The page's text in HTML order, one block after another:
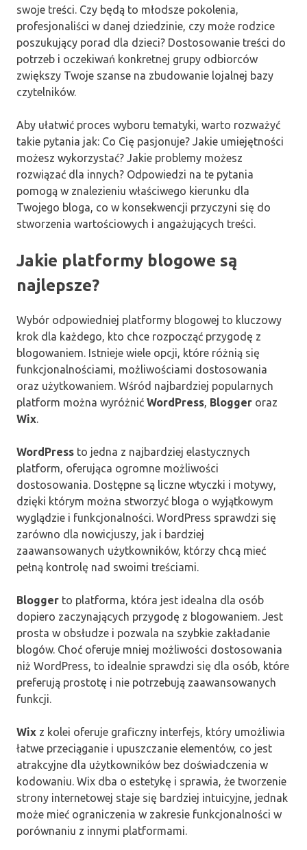
swoje treści. Czy będą to młodsze pokolenia,
profesjonaliści w danej dziedzinie, czy może rodzice
poszukujący porad dla dzieci? Dostosowanie treści do
potrzeb i oczekiwań konkretnej grupy odbiorców
zwiększy Twoje szanse na zbudowanie lojalnej bazy
czytelników.
Aby ułatwić proces wyboru tematyki, warto rozważyć
takie pytania jak: Co Cię pasjonuje? Jakie umiejętności
możesz wykorzystać? Jakie problemy możesz
rozwiązać dla innych? Odpowiedzi na te pytania
pomogą w znalezieniu właściwego kierunku dla
Twojego bloga, co w konsekwencji przyczyni się do
stworzenia wartościowych i angażujących treści.
Jakie platformy blogowe są
najlepsze?
Wybór odpowiedniej platformy blogowej to kluczowy
krok dla każdego, kto chce rozpocząć przygodę z
blogowaniem. Istnieje wiele opcji, które różnią się
funkcjonalnościami, możliwościami dostosowania
oraz użytkowaniem. Wśród najbardziej popularnych
platform można wyróżnić WordPress Blogger oraz
Wix
WordPress to jedna z najbardziej elastycznych
platform, oferująca ogromne możliwości
dostosowania. Dostępne są liczne wtyczki i motywy,
dzięki którym można stworzyć bloga o wyjątkowym
wyglądzie i funkcjonalności. WordPress sprawdzi się
zarówno dla nowicjuszy, jak i bardziej
zaawansowanych użytkowników, którzy chcą mieć
pełną kontrolę nad swoimi treściami.
Blogger to platforma, która jest idealna dla osób
dopiero zaczynających przygodę z blogowaniem. Jest
prosta w obsłudze i pozwala na szybkie zakładanie
blogów. Choć oferuje mniej możliwości dostosowania
niż WordPress, to idealnie sprawdzi się dla osób, które
preferują prostotę i nie potrzebują zaawansowanych
funkcji.
Wix z kolei oferuje graficzny interfejs, który umożliwia
łatwe przeciąganie i upuszczanie elementów, co jest
atrakcyjne dla użytkowników bez doświadczenia w
kodowaniu. Wix dba o estetykę i sprawia, że tworzenie
strony internetowej staje się bardziej intuicyjne, jednak
może mieć ograniczenia w zakresie funkcjonalności w
porównaniu z innymi platformami.